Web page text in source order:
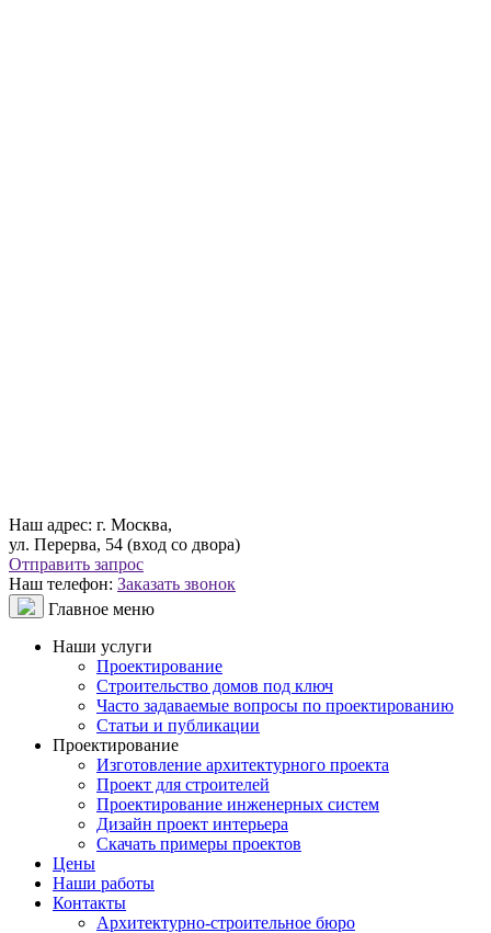
Наш адрес: г. Москва,
ул. Перерва, 54 (вход со двора)
Отправить запрос
Наш телефон: Заказать звонок
Главное меню
Наши услуги
Проектирование
Строительство домов под ключ
Часто задаваемые вопросы по проектированию
Статьи и публикации
Проектирование
Изготовление архитектурного проекта
Проект для строителей
Проектирование инженерных систем
Дизайн проект интерьера
Скачать примеры проектов
Цены
Наши работы
Контакты
Архитектурно-строительное бюро